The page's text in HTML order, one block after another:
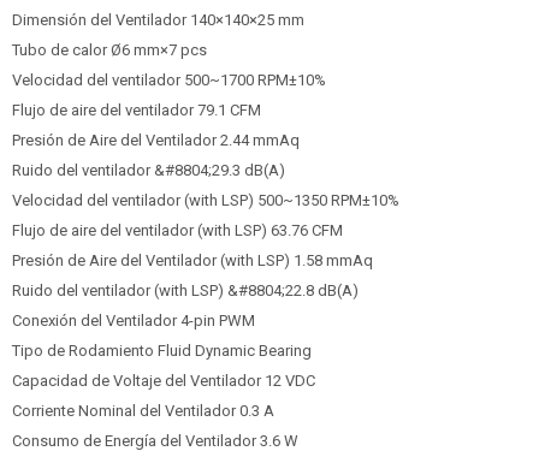
Dimensión del Ventilador 140×140×25 mm
Tubo de calor Ø6 mm×7 pcs
Velocidad del ventilador 500~1700 RPM±10%
Flujo de aire del ventilador 79.1 CFM
Presión de Aire del Ventilador 2.44 mmAq
Ruido del ventilador &#8804;29.3 dB(A)
Velocidad del ventilador (with LSP) 500~1350 RPM±10%
Flujo de aire del ventilador (with LSP) 63.76 CFM
Presión de Aire del Ventilador (with LSP) 1.58 mmAq
Ruido del ventilador (with LSP) &#8804;22.8 dB(A)
Conexión del Ventilador 4-pin PWM
Tipo de Rodamiento Fluid Dynamic Bearing
Capacidad de Voltaje del Ventilador 12 VDC
Corriente Nominal del Ventilador 0.3 A
Consumo de Energía del Ventilador 3.6 W